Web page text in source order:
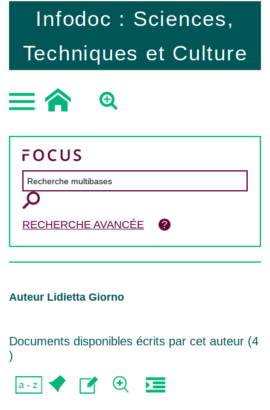
Infodoc : Sciences,
Techniques et Culture
RECHERCHE AVANCÉE
Auteur Lidietta Giorno
Documents disponibles écrits par cet auteur (4
)